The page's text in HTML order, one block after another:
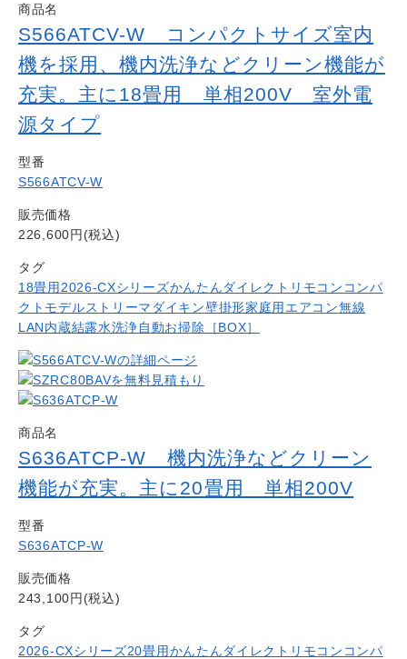
商品名
S566ATCV-W コンパクトサイズ室内
機を採用、機内洗浄などクリーン機能が
充実。主に18畳用 単相200V 室外電
源タイプ
型番
S566ATCV-W
販売価格
226,600円(税込)
タグ
18畳用 2026-CXシリーズかんたんダイレクトリモコン コンパ
クトモデルストリーマ ダイキン壁掛形家庭用エアコン無線
LAN内蔵結露水洗浄自動お掃除［BOX］
商品名
S636ATCP-W 機内洗浄などクリーン
機能が充実。主に20畳用 単相200V
型番
S636ATCP-W
販売価格
243,100円(税込)
タグ
2026-CXシリーズ20畳用かんたんダイレクトリモコン コンパ